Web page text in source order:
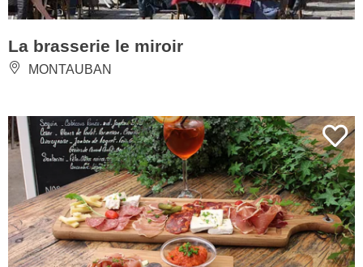
La brasserie le miroir
MONTAUBAN